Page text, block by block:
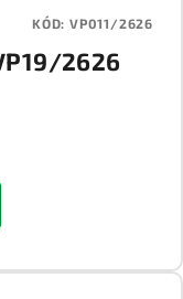
2626
KÓD: VP011/2626